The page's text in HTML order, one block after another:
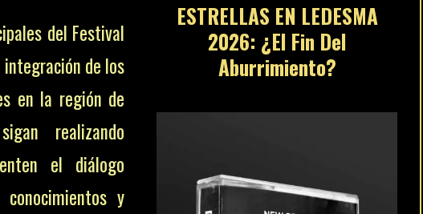
del Festival
de los
en la región de
realizando
el diálogo
y
ESTRELLAS EN LEDESMA
2026: ¿El Fin Del
Aburrimiento?